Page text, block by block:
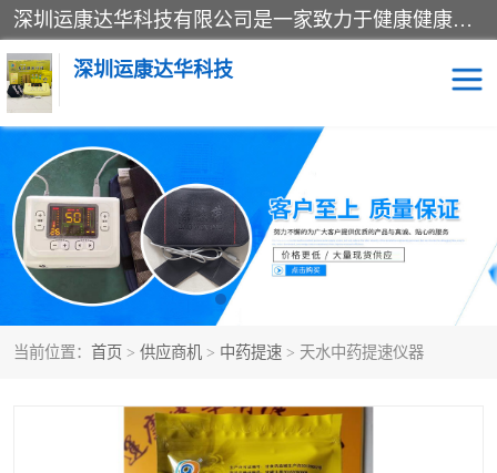
深圳运康达华科技有限公司是一家致力于健康健康产业的现代化企业，已经走过了15个春秋，开创了中医外用发展的新未来，是专业从事中医医疗仪器的研发、生产、销售、服务为一体的子公司，在医疗器械的设计、开发和生产方面率先引进国际先进技术和好的科技人员，先后开发出了场效应治疗仪、多功能治疗仪、颈椎治疗仪、腰椎治疗仪、增效垫等多个系列。
深圳运康达华科技
当前位置： 首页 > 供应商机 > 中药提速 > 天水中药提速仪器
多功能治疗仪 中药提速
中低频治疗仪 脉冲治疗仪
**腺治疗仪